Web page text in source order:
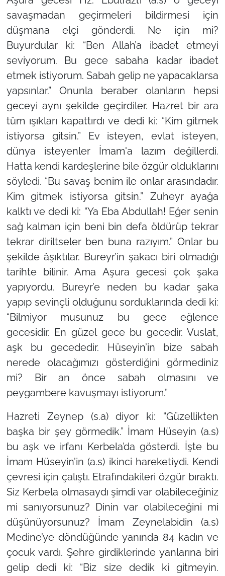
savaşmadan geçirmeleri bildirmesi için
düşmana elçi gönderdi. Ne için mi?
Buyurdular ki: “Ben Allah’a ibadet etmeyi
seviyorum. Bu gece sabaha kadar ibadet
etmek istiyorum. Sabah gelip ne yapacaklarsa
yapsınlar.” Onunla beraber olanların hepsi
geceyi aynı şekilde geçirdiler. Hazret bir ara
tüm ışıkları kapattırdı ve dedi ki: “Kim gitmek
istiyorsa gitsin.” Ev isteyen, evlat isteyen,
dünya isteyenler İmam'a lazım değillerdi.
Hatta kendi kardeşlerine bile özgür olduklarını
söyledi. “Bu savaş benim ile onlar arasındadır.
Kim gitmek istiyorsa gitsin.” Zuheyr ayağa
kalktı ve dedi ki: “Ya Eba Abdullah! Eğer senin
sağ kalman için beni bin defa öldürüp tekrar
tekrar diriltseler ben buna razıyım.” Onlar bu
şekilde âşıktılar. Bureyr’in şakacı biri olmadığı
tarihte bilinir. Ama Aşura gecesi çok şaka
yapıyordu. Bureyr’e neden bu kadar şaka
yapıp sevinçli olduğunu sorduklarında dedi ki:
“Bilmiyor musunuz bu gece eğlence
gecesidir. En güzel gece bu gecedir. Vuslat,
aşk bu gecededir. Hüseyin’in bize sabah
nerede olacağımızı gösterdiğini görmediniz
mi? Bir an önce sabah olmasını ve
peygambere kavuşmayı istiyorum.”
Hazreti Zeynep (s.a) diyor ki: “Güzellikten
başka bir şey görmedik.” İmam Hüseyin (a.s)
bu aşk ve irfanı Kerbela’da gösterdi. İşte bu
İmam Hüseyin’in (a.s) ikinci hareketiydi. Kendi
çevresi için çalıştı. Etrafındakileri özgür bıraktı.
Siz Kerbela olmasaydı şimdi var olabileceğiniz
mi sanıyorsunuz? Dinin var olabileceğini mi
düşünüyorsunuz? İmam Zeynelabidin (a.s)
Medine’ye döndüğünde yanında 84 kadın ve
çocuk vardı. Şehre girdiklerinde yanlarına biri
gelip dedi ki: “Biz size dedik ki gitmeyin.